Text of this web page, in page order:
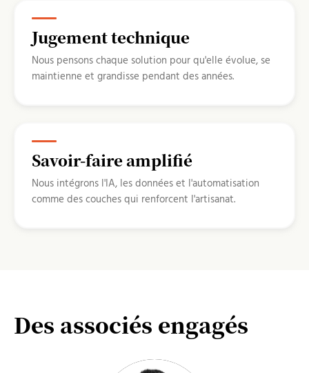
Jugement technique
Nous pensons chaque solution pour qu'elle évolue, se
maintienne et grandisse pendant des années.
Savoir-faire amplifié
Nous intégrons l'IA, les données et l'automatisation
comme des couches qui renforcent l'artisanat.
Des associés engagés